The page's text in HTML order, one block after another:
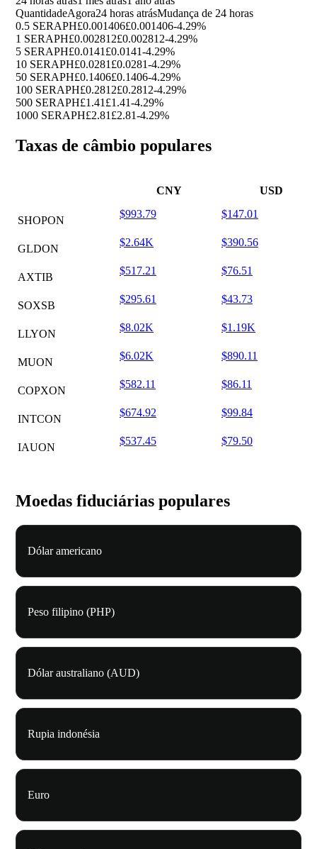
QuantidadeAgora24 horas atrásMudança de 24 horas
0.5 SERAPH£0.001406£0.001406-4.29%
1 SERAPH£0.002812£0.002812-4.29%
5 SERAPH£0.0141 £0.0141-4.29%
10 SERAPH£0.0281 £0.0281-4.29%
50 SERAPH£0.1406£0.1406-4.29%
100 SERAPH£0.2812£0.2812-4.29%
500 SERAPH£1.41 £1.41-4.29%
1000 SERAPH£2.81 £2.81-4.29%
Taxas de câmbio populares
CNY USD
SHOPON
$993.79 $147.01
GLDON
$2.64K $390.56
AXTIB
$517.21 $76.51
SOXSB
$295.61 $43.73
LLYON
$8.02K $1.19K
MUON
$6.02K $890.11
COPXON
$582.11 $86.11
INTCON
$674.92 $99.84
IAUON
$537.45 $79.50
Moedas fiduciárias populares
Dólar americano
Peso filipino (PHP)
Dólar australiano (AUD)
Rupia indonésia
Euro